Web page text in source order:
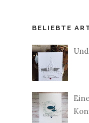
BELIEBTE